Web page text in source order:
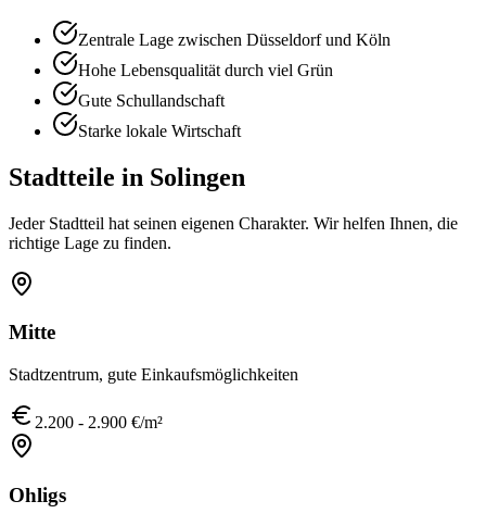
Zentrale Lage zwischen Düsseldorf und Köln
Hohe Lebensqualität durch viel Grün
Gute Schullandschaft
Starke lokale Wirtschaft
Stadtteile in Solingen
Jeder Stadtteil hat seinen eigenen Charakter. Wir helfen Ihnen, die
richtige Lage zu finden.
Mitte
Stadtzentrum, gute Einkaufsmöglichkeiten
2.200 - 2.900 €/m²
Ohligs